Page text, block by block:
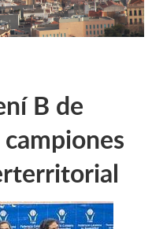
> Reconeixements
B de